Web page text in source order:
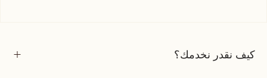
كيف نقدر نخدمك؟